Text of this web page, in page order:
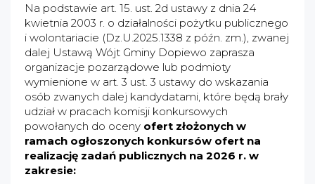
Na podstawie art. 15. ust. 2d ustawy z dnia 24
kwietnia 2003 r. o działalności pożytku publicznego
i wolontariacie (Dz.U.2025.1338 z późn. zm.), zwanej
dalej Ustawą Wójt Gminy Dopiewo zaprasza
organizacje pozarządowe lub podmioty
wymienione w art. 3 ust. 3 ustawy do wskazania
osób zwanych dalej kandydatami, które będą brały
udział w pracach komisji konkursowych
powołanych do oceny ofert złożonych w
ramach ogłoszonych konkursów ofert na
realizację zadań publicznych na 2026 r. w
zakresie: